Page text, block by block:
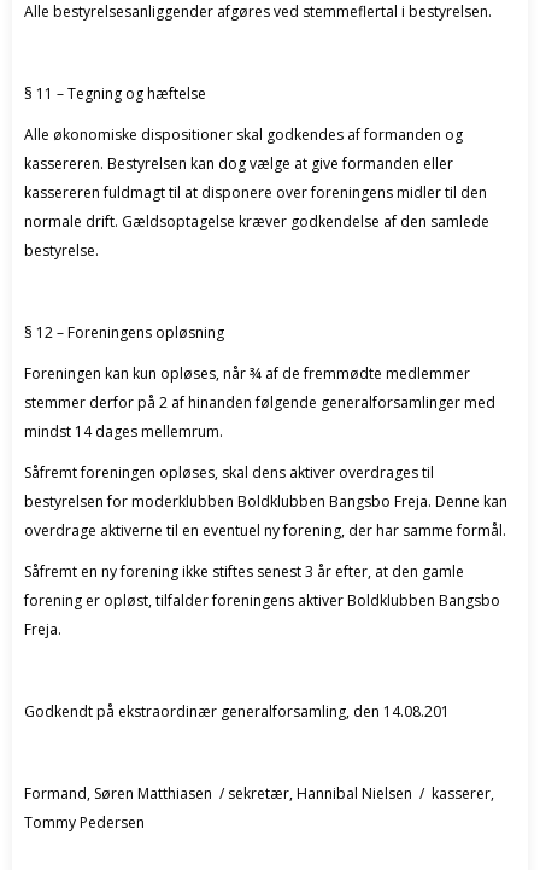
Alle bestyrelsesanliggender afgøres ved stemmeflertal i bestyrelsen.
§ 11 – Tegning og hæftelse
Alle økonomiske dispositioner skal godkendes af formanden og
kassereren. Bestyrelsen kan dog vælge at give formanden eller
kassereren fuldmagt til at disponere over foreningens midler til den
normale drift. Gældsoptagelse kræver godkendelse af den samlede
bestyrelse.
§ 12 – Foreningens opløsning
Foreningen kan kun opløses, når ¾ af de fremmødte medlemmer
stemmer derfor på 2 af hinanden følgende generalforsamlinger med
mindst 14 dages mellemrum.
Såfremt foreningen opløses, skal dens aktiver overdrages til
bestyrelsen for moderklubben Boldklubben Bangsbo Freja. Denne kan
overdrage aktiverne til en eventuel ny forening, der har samme formål.
Såfremt en ny forening ikke stiftes senest 3 år efter, at den gamle
forening er opløst, tilfalder foreningens aktiver Boldklubben Bangsbo
Freja.
Godkendt på ekstraordinær generalforsamling, den 14.08.201
Formand, Søren Matthiasen / sekretær, Hannibal Nielsen / kasserer,
Tommy Pedersen